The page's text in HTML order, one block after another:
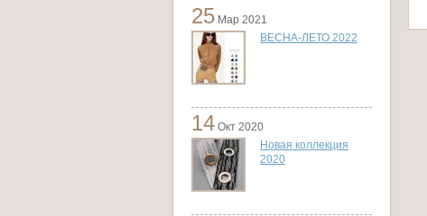
25 Мар 2021
ВЕСНА-ЛЕТО 2022
14 Окт 2020
Новая коллекция
2020